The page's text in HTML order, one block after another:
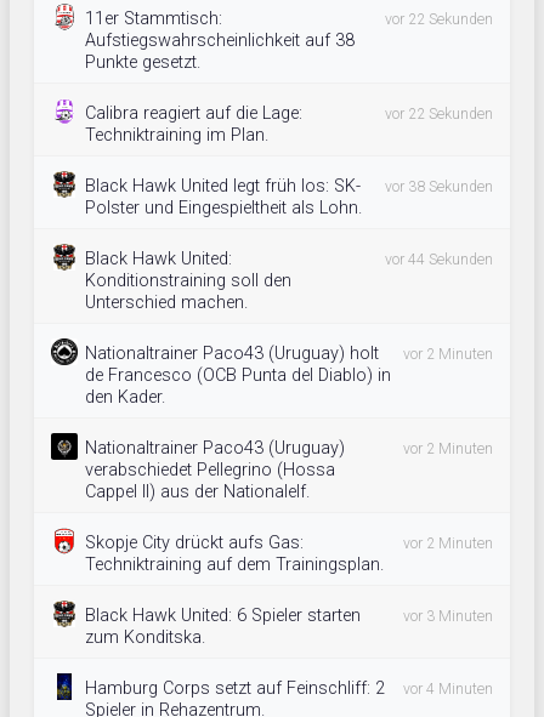
11er Stammtisch:
Aufstiegswahrscheinlichkeit auf 38
Punkte gesetzt.
vor 22 Sekunden
Calibra reagiert auf die Lage:
Techniktraining im Plan.
vor 22 Sekunden
Black Hawk United legt früh los: SK-
Polster und Eingespieltheit als Lohn.
vor 38 Sekunden
Black Hawk United:
Konditionstraining soll den
Unterschied machen.
vor 44 Sekunden
Nationaltrainer Paco43 (Uruguay) holt
de Francesco (OCB Punta del Diablo) in
den Kader.
vor 2 Minuten
Nationaltrainer Paco43 (Uruguay)
verabschiedet Pellegrino (Hossa
Cappel II) aus der Nationalelf.
vor 2 Minuten
Skopje City drückt aufs Gas:
Techniktraining auf dem Trainingsplan.
vor 2 Minuten
Black Hawk United: 6 Spieler starten
zum Konditska.
vor 3 Minuten
Hamburg Corps setzt auf Feinschliff: 2
Spieler in Rehazentrum.
vor 4 Minuten